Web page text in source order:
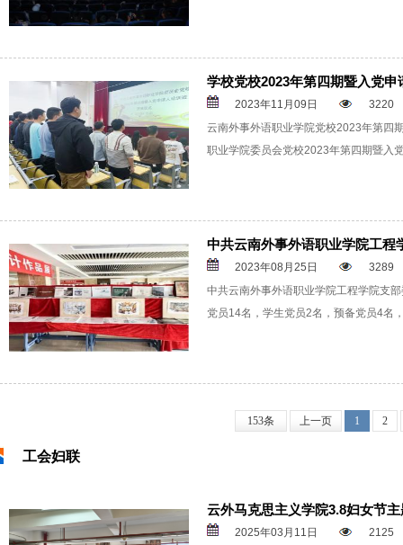
学校党校2023年第四期暨入党申
2023年11月09日
3220
云南外事外语职业学院党校2023年第四
职业学院委员会党校2023年第四期暨入
中共云南外事外语职业学院工程
2023年08月25日
3289
中共云南外事外语职业学院工程学院支
党员14名，学生党员2名，预备党员4名
153条 上一页 1 2
工会妇联
云外马克思主义学院3.8妇女节
2025年03月11日
2125